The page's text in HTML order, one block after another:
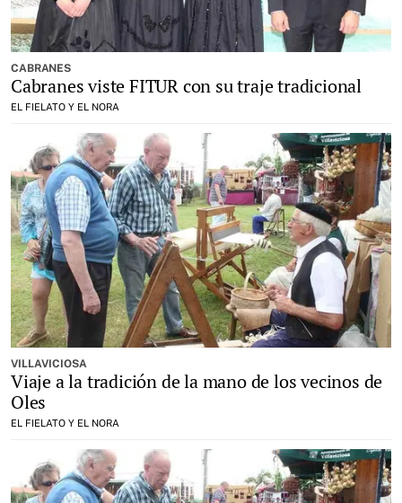
CABRANES
Cabranes viste FITUR con su traje tradicional
EL FIELATO Y EL NORA
VILLAVICIOSA
Viaje a la tradición de la mano de los vecinos de
Oles
EL FIELATO Y EL NORA